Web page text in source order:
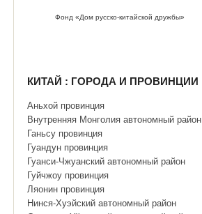
Фонд «Дом русско-китайской дружбы»
КИТАЙ : ГОРОДА И ПРОВИНЦИИ
Аньхой провинция
Внутренняя Монголия автономный район
Ганьсу провинция
Гуандун провинция
Гуанси-Чжуанский автономный район
Гуйчжоу провинция
Ляонин провинция
Нинся-Хуэйский автономный район